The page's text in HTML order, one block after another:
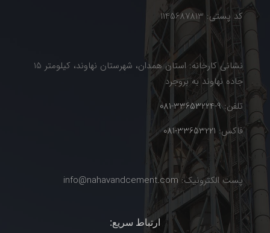
کد پستی: 1145687813
نشانی کارخانه: استان همدان، شهرستان نهاوند، کیلومتر 15
جاده نهاوند به بروجرد
تلفن:9-33653224-081
فاکس: 33653221-081
پست الکترونیک: info@nahavandcement.com
ارتباط سریع: